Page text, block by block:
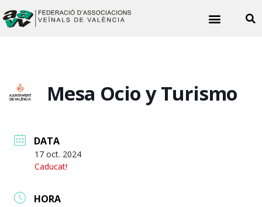
Mesa Ocio y Turismo
DATA
17 oct. 2024
Caducat!
HORA